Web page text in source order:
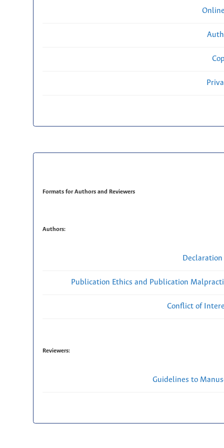
Formats for Authors and Reviewers
Authors:
Publication Ethics and Publication
Conflict of
Reviewers:
Guidelines to